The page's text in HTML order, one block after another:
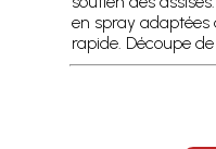
en spray adaptées
rapide. Découpe